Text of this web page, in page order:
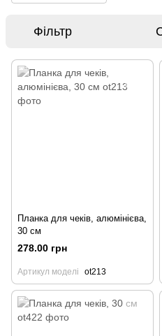
Фільтр
Планка для чеків, алюмінієва,
30 см
278.00 грн
Артикул моделі ot213